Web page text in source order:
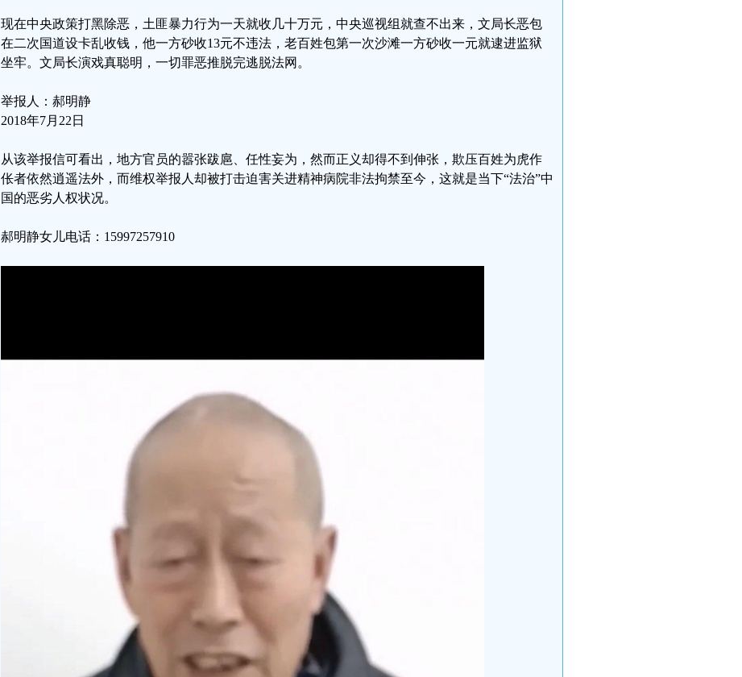
现在中央政策打黑除恶，土匪暴力行为一天就收几十万元，中央巡视组就查不出来，文局长恶包
在二次国道设卡乱收钱，他一方砂收13元不违法，老百姓包第一次沙滩一方砂收一元就逮进监狱
坐牢。文局长演戏真聪明，一切罪恶推脱完逃脱法网。
举报人：郝明静
2018年7月22日
从该举报信可看出，地方官员的嚣张跋扈、任性妄为，然而正义却得不到伸张，欺压百姓为虎作
伥者依然逍遥法外，而维权举报人却被打击迫害关进精神病院非法拘禁至今，这就是当下“法治”中
国的恶劣人权状况。
郝明静女儿电话：15997257910